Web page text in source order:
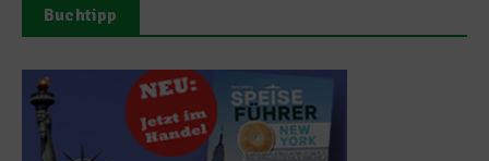
Buchtipp